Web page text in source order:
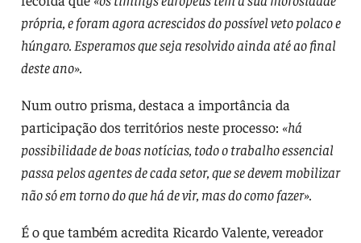
própria, e foram agora acrescidos do possível veto polaco e
húngaro. Esperamos que seja resolvido ainda até ao final
deste ano».
Num outro prisma, destaca a importância da
participação dos territórios neste processo: «há
possibilidade de boas notícias, todo o trabalho essencial
passa pelos agentes de cada setor, que se devem mobilizar
não só em torno do que há de vir, mas do como fazer».
É o que também acredita Ricardo Valente, vereador